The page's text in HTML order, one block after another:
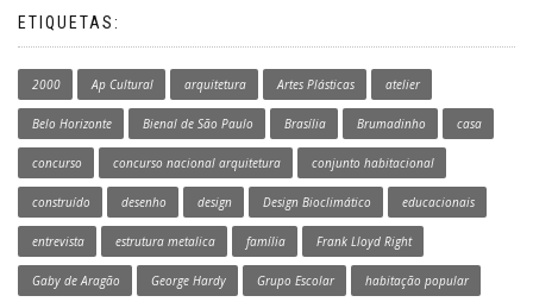
ETIQUETAS:
2000 Ap Cultural arquitetura Artes Plásticas atelier
Belo Horizonte Bienal de São Paulo Brasília Brumadinho casa
concurso concurso nacional arquitetura conjunto habitacional
construído desenho design Design Bioclimático educacionais
entrevista estrutura metalica família Frank Lloyd Right
Gaby de Aragão George Hardy Grupo Escolar habitação popular